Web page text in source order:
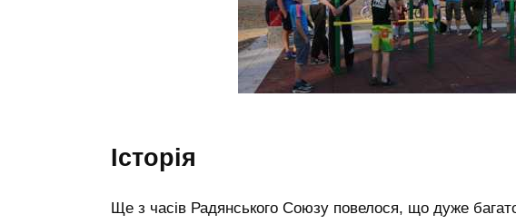
історія
Ще з часів Радянського Союзу повелося, що дуже